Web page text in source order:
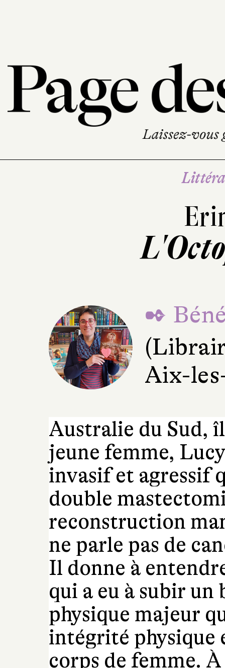
✒
Aix-
Australie du Sud,
jeune femme,
invasif et agressif
double
reconstruction
ne parle pas de
Il donne à
qui a eu à subir
physique majeur
intégrité physique
corps de femme.